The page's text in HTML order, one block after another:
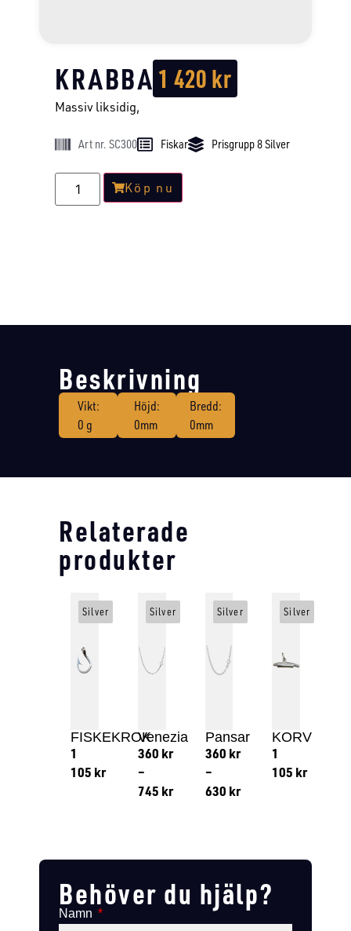
KRABBA 1 420kr
Massiv liksidig,
Art nr. SC300 Fiskar Prisgrupp 8 Silver
Köp nu
Beskrivning
Vikt:
0 g
Höjd:
0mm
Bredd:
0mm
Relaterade
produkter
FISKEKROK
1
105 kr
Silver
Venezia
360 kr
–
745 kr
Silver
Pansar
360 kr
–
630 kr
Silver
KORV
1
105 kr
Silver
Behöver du hjälp?
Namn